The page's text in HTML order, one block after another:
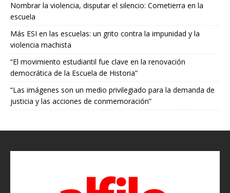
Nombrar la violencia, disputar el silencio: Cometierra en la
escuela
Más ESI en las escuelas: un grito contra la impunidad y la
violencia machista
“El movimiento estudiantil fue clave en la renovación
democrática de la Escuela de Historia”
“Las imágenes son un medio privilegiado para la demanda de
justicia y las acciones de conmemoración”